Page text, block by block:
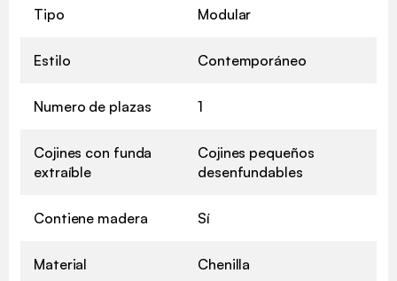
Tipo Modular
Estilo Contemporáneo
Numero de plazas 1
Cojines con funda
extraíble
Cojines pequeños
desenfundables
Contiene madera Sí
Material Chenilla